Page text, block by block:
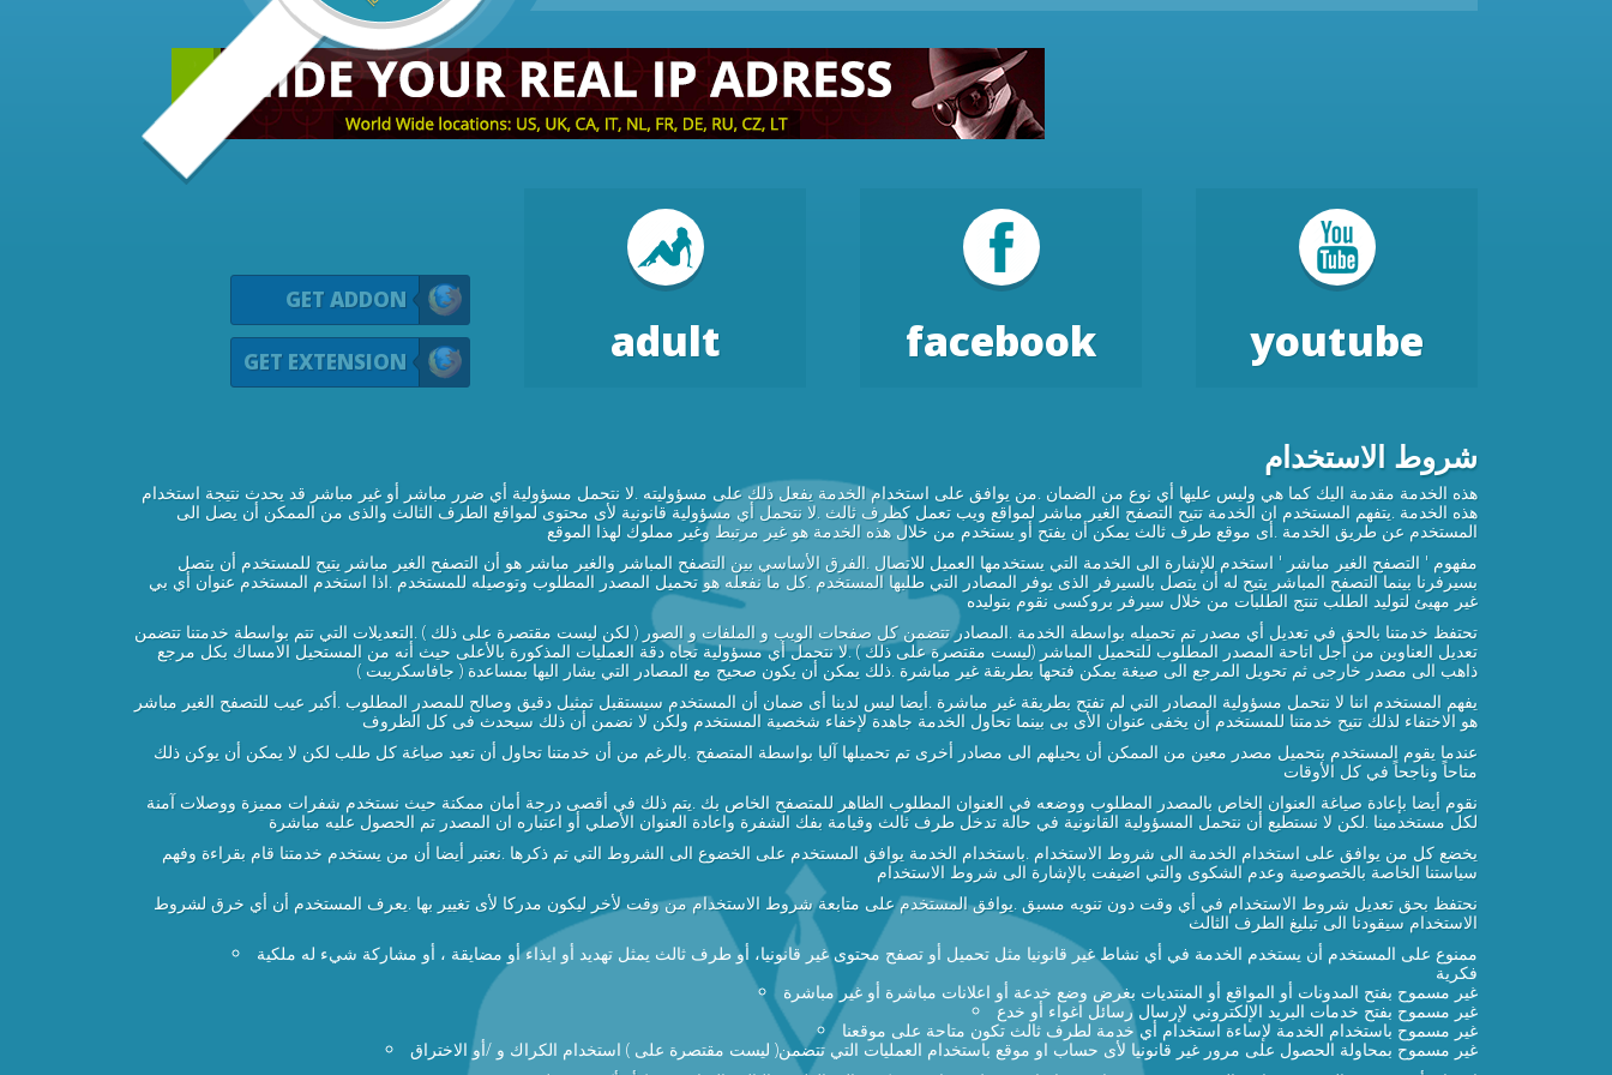
youtube
facebook
adult
GET ADDON
GET EXTENSION
شروط الاستخدام
هذه الخدمة مقدمة اليك كما هي وليس عليها أي نوع من الضمان .من يوافق على استخدام الخدمة يفعل ذلك على مسؤوليته .لا نتحمل مسؤولية أي ضرر مباشر أو غير مباشر قد يحدث نتيجة استخدام
هذه الخدمة .يتفهم المستخدم ان الخدمة تتيح التصفح الغير مباشر لمواقع ويب تعمل كطرف ثالث .لا نتحمل أي مسؤولية قانونية لأى محتوى لمواقع الطرف الثالث والذى من الممكن أن يصل الى
المستخدم عن طريق الخدمة .أى موقع طرف ثالث يمكن أن يفتح أو يستخدم من خلال هذه الخدمة هو غير مرتبط وغير مملوك لهذا الموقع
مفهوم ' التصفح الغير مباشر ' استخدم للإشارة الى الخدمة التي يستخدمها العميل للاتصال .الفرق الأساسي بين التصفح المباشر والغير مباشر هو أن التصفح الغير مباشر يتيح للمستخدم أن يتصل
بسيرفرنا بينما التصفح المباشر يتيح له أن يتصل بالسيرفر الذى يوفر المصادر التي طلبها المستخدم .كل ما نفعله هو تحميل المصدر المطلوب وتوصيله للمستخدم .اذا استخدم المستخدم عنوان أي بي
غير مهيئ لتوليد الطلب تنتج الطلبات من خلال سيرفر بروكسى نقوم بتوليده
تحتفظ خدمتنا بالحق في تعديل أي مصدر تم تحميله بواسطة الخدمة .المصادر تتضمن كل صفحات الويب و الملفات و الصور ( لكن ليست مقتصرة على ذلك ) .التعديلات التي تتم بواسطة خدمتنا تتضمن
تعديل العناوين من أجل اتاحة المصدر المطلوب للتحميل المباشر (ليست مقتصرة على ذلك ) .لا نتحمل أي مسؤولية تجاه دقة العمليات المذكورة بالأعلى حيث أنه من المستحيل الامساك بكل مرجع
ذاهب الى مصدر خارجى ثم تحويل المرجع الى صيغة يمكن فتحها بطريقة غير مباشرة .ذلك يمكن أن يكون صحيح مع المصادر التي يشار اليها بمساعدة ( جافاسكريبت )
يفهم المستخدم اننا لا نتحمل مسؤولية المصادر التي لم تفتح بطريقة غير مباشرة .أيضا ليس لدينا أى ضمان أن المستخدم سيستقبل تمثيل دقيق وصالح للمصدر المطلوب .أكبر عيب للتصفح الغير مباشر
هو الاختفاء لذلك تتيح خدمتنا للمستخدم أن يخفى عنوان الأى بى بينما تحاول الخدمة جاهدة لإخفاء شخصية المستخدم ولكن لا نضمن أن ذلك سيحدث فى كل الظروف
عندما يقوم المستخدم بتحميل مصدر معين من الممكن أن يحيلهم الى مصادر أخرى تم تحميلها آليا بواسطة المتصفح .بالرغم من أن خدمتنا تحاول أن تعيد صياغة كل طلب لكن لا يمكن أن يوكن ذلك
متاحاً وناجحاً في كل الأوقات
نقوم أيضا بإعادة صياغة العنوان الخاص بالمصدر المطلوب ووضعه في العنوان المطلوب الظاهر للمتصفح الخاص بك .يتم ذلك في أقصى درجة أمان ممكنة حيث نستخدم شفرات مميزة ووصلات آمنة
لكل مستخدمينا .لكن لا نستطيع أن نتحمل المسؤولية القانونية في حالة تدخل طرف ثالث وقيامة بفك الشفرة واعادة العنوان الأصلي أو اعتباره ان المصدر تم الحصول عليه مباشرة
يخضع كل من يوافق على استخدام الخدمة الى شروط الاستخدام .باستخدام الخدمة يوافق المستخدم على الخضوع الى الشروط التي تم ذكرها .نعتبر أيضا أن من يستخدم خدمتنا قام بقراءة وفهم
سياستنا الخاصة بالخصوصية وعدم الشكوى والتي اضيفت بالإشارة الى شروط الاستخدام
نحتفظ بحق تعديل شروط الاستخدام في أي وقت دون تنويه مسبق .يوافق المستخدم على متابعة شروط الاستخدام من وقت لأخر ليكون مدركا لأى تغيير بها .يعرف المستخدم أن أي خرق لشروط
الاستخدام سيقودنا الى تبليغ الطرف الثالث
ممنوع على المستخدم أن يستخدم الخدمة في أي نشاط غير قانونيا مثل تحميل أو تصفح محتوى غير قانونيا، أو طرف ثالث يمثل تهديد أو ايذاء أو مضايقة ، أو مشاركة شيء له ملكية
فكرية
غير مسموح بفتح المدونات أو المواقع أو المنتديات بغرض وضع خدعة أو اعلانات مباشرة أو غير مباشرة
غير مسموح بفتح خدمات البريد الإلكتروني لإرسال رسائل اغواء أو خدع
غير مسموح باستخدام الخدمة لإساءة استخدام أي خدمة لطرف ثالث تكون متاحة على موقعنا
غير مسموح بمحاولة الحصول على مرور غير قانونيا لأى حساب او موقع باستخدام العمليات التي تتضمن( ليست مقتصرة على ) استخدام الكراك و /أو الاختراق